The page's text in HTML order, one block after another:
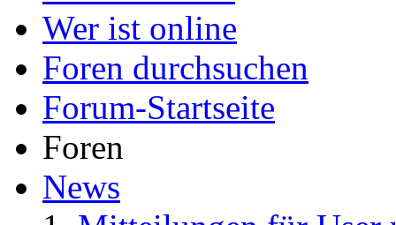
Wer ist online
Foren durchsuchen
Forum-Startseite
Foren
News